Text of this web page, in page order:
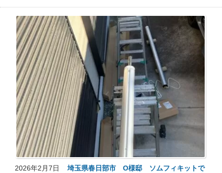
2026年2月7日 埼玉県春日部市 O様邸 ソムフィキットで